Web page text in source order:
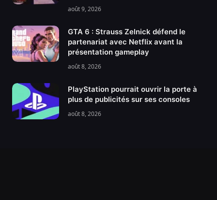
août 9, 2026
GTA 6 : Strauss Zelnick défend le
partenariat avec Netflix avant la
présentation gameplay
août 8, 2026
PlayStation pourrait ouvrir la porte à
plus de publicités sur ses consoles
août 8, 2026